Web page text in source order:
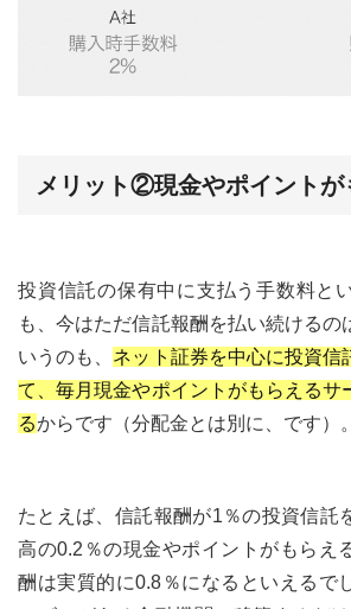
メリット②現金やポイントが
投資信託の保有中に支払う手数料と
も、今はただ信託報酬を払い続けるの
いうのも、 ネット証券を中心に投資信
て、毎月現金やポイントがもらえるサ
るからです（分配金とは別に、です）。
たとえば、信託報酬が1％の投資信託
高の0.2％の現金やポイントがもらえ
酬は実質的に0.8％になるといえるで